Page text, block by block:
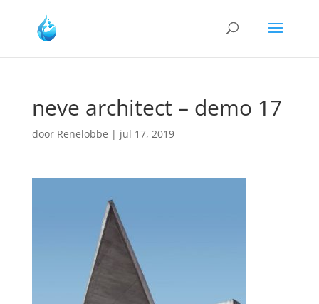
neve architect – demo 17
door Renelobbe | jul 17, 2019